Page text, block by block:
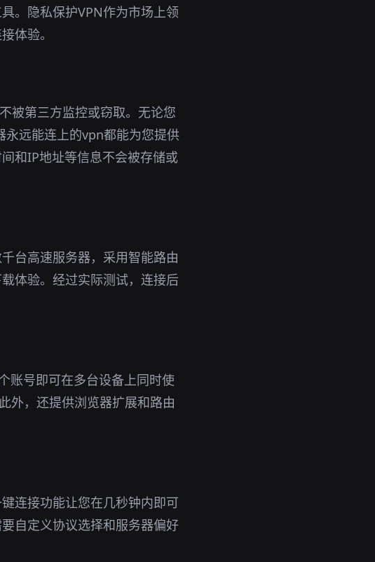
。隐私保护VPN作为市场上领
体验。
被第三方监控或窃取。无论您
永远能连上的vpn都能为您提供
和IP地址等信息不会被存储或
台高速服务器，采用智能路由
体验。经过实际测试，连接后
账号即可在多台设备上同时使
外，还提供浏览器扩展和路由
连接功能让您在几秒钟内即可
自定义协议选择和服务器偏好